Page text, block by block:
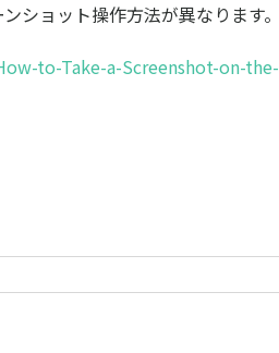
ショット操作方法が異なります。
to-Take-a-Screenshot-on-the-